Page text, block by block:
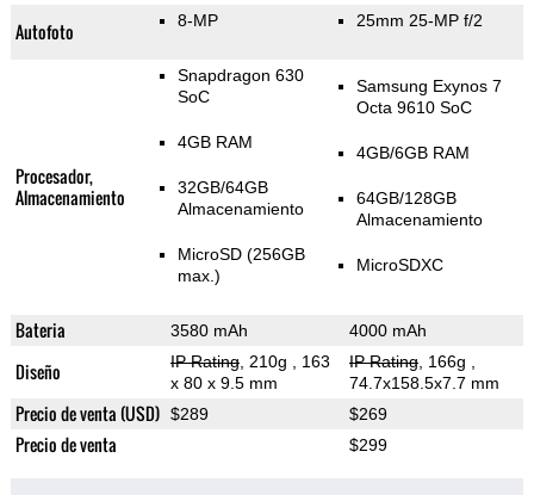
Autofoto 8-MP 25mm 25-MP f/2
Procesador,
Almacenamiento
Snapdragon 630
SoC
4GB RAM
32GB/64GB
Almacenamiento
MicroSD (256GB
max.)
Samsung Exynos 7
Octa 9610 SoC
4GB/6GB RAM
64GB/128GB
Almacenamiento
MicroSDXC
Bateria 3580 mAh 4000 mAh
Diseño IP Rating, 210g
, 163
x 80 x 9.5 mm
IP Rating, 166g
74.7x158.5x7.7 mm
Precio de venta (USD) $289 $269
Precio de venta $299